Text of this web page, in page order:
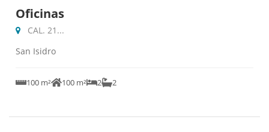
Oficinas
CAL. 21...
San Isidro
100 m² 100 m² 2 2